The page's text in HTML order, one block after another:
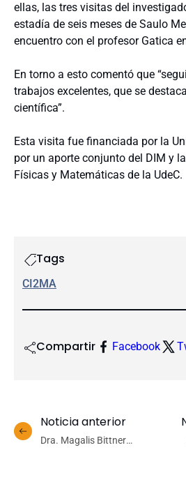
ellas, las tres visitas del
estadía de seis meses de Saulo
encuentro con el profesor Gatica
En torno a esto comentó que
trabajos excelentes, que se
científica”.
Esta visita fue financiada por la
por un aporte conjunto del DIM y
Físicas y Matemáticas de la UdeC.
Tags
CI2MA
Compartir Facebook
Noticia anterior
Dra. Magalis Bittner